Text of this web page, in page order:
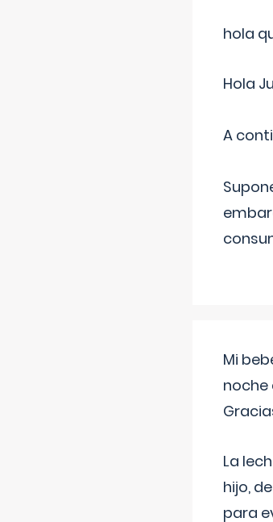
hola
Hola
A
Mi
noche
La
hijo,
para